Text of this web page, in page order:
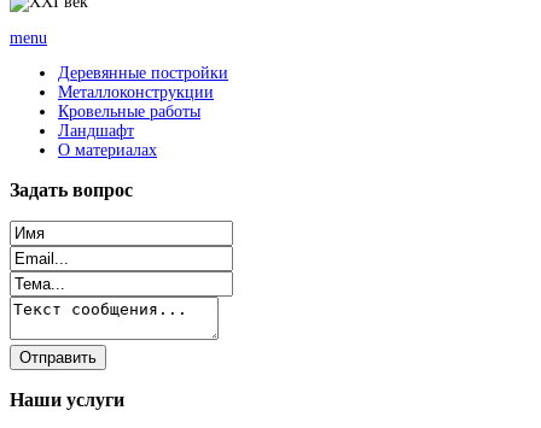
menu
Деревянные постройки
Металлоконструкции
Кровельные работы
Ландшафт
О материалах
Задать вопрос
Наши услуги